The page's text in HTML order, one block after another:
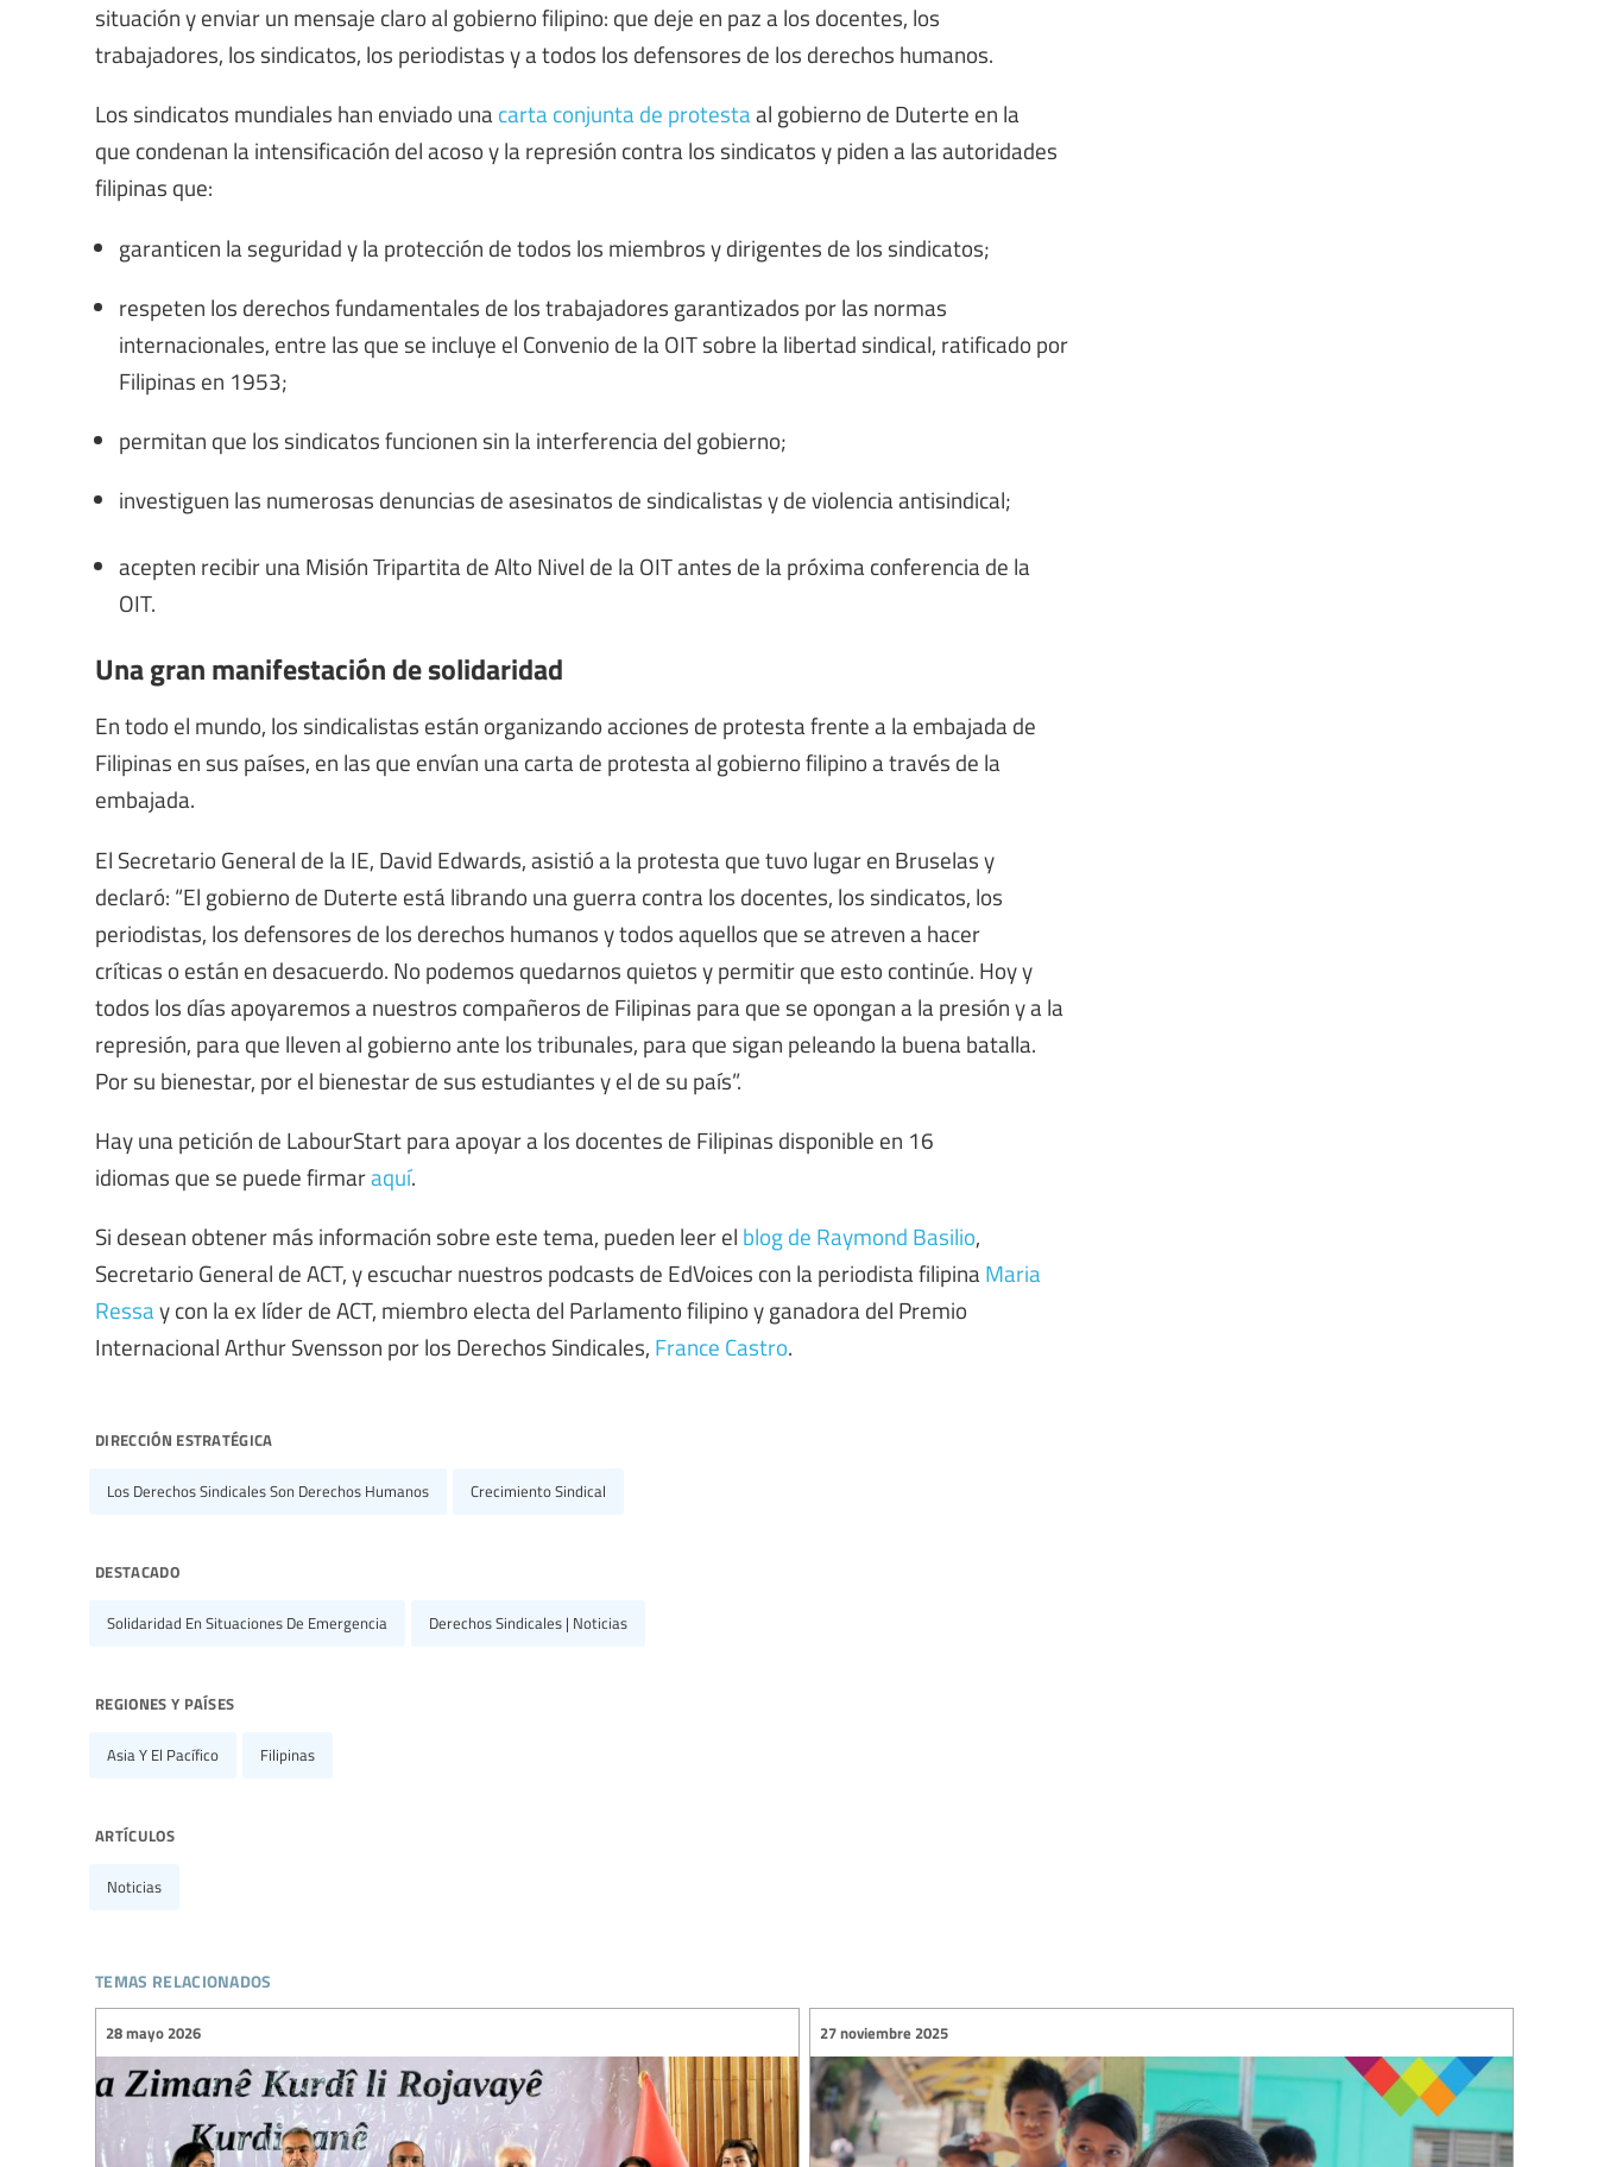
situación y enviar un mensaje claro al gobierno filipino: que deje en paz a los docentes, los
trabajadores, los sindicatos, los periodistas y a todos los defensores de los derechos humanos.
Los sindicatos mundiales han enviado unacarta conjunta de protestaal gobierno de Duterte en la
que condenan la intensificación del acoso y la represión contra los sindicatos y piden a las autoridades
filipinas que:
garanticen la seguridad y la protección de todos los miembros y dirigentes de los sindicatos;
respeten los derechos fundamentales de los trabajadores garantizados por las normas
internacionales, entre las que se incluye el Convenio de la OIT sobre la libertad sindical, ratificado por
Filipinas en 1953;
permitan que los sindicatos funcionen sin la interferencia del gobierno;
investiguen las numerosas denuncias de asesinatos de sindicalistas y de violencia antisindical;
acepten recibir una Misión Tripartita de Alto Nivel de la OIT antes de la próxima conferencia de la
OIT.
Una gran manifestación de solidaridad
En todo el mundo, los sindicalistas están organizando acciones de protesta frente a la embajada de
Filipinas en sus países, en las que envían una carta de protesta al gobierno filipino a través de la
embajada.
El Secretario General de la IE, David Edwards, asistió a la protesta que tuvo lugar en Bruselas y
declaró: “El gobierno de Duterte está librando una guerra contra los docentes, los sindicatos, los
periodistas, los defensores de los derechos humanos y todos aquellos que se atreven a hacer
críticas o están en desacuerdo. No podemos quedarnos quietos y permitir que esto continúe. Hoy y
todos los días apoyaremos a nuestros compañeros de Filipinas para que se opongan a la presión y a la
represión, para que lleven al gobierno ante los tribunales, para que sigan peleando la buena batalla.
Por su bienestar, por el bienestar de sus estudiantes y el de su país”.
Hay una petición de LabourStart para apoyar a los docentes de Filipinas disponible en 16
idiomas que se puede firmaraquí.
Si desean obtener más información sobre este tema, pueden leer el blog de Raymond Basilio,
Secretario General de ACT, y escuchar nuestros podcasts de EdVoices con la periodista filipina Maria
Ressay con la ex líder de ACT, miembro electa del Parlamento filipino y ganadora del Premio
Internacional Arthur Svensson por los Derechos Sindicales, France Castro.
dirección estratégica
Los Derechos Sindicales Son Derechos Humanos Crecimiento Sindical
destacado
Solidaridad En Situaciones De Emergencia Derechos Sindicales | Noticias
regiones y países
Asia Y El Pacífico Filipinas
artículos
Noticias
temas relacionados
28 mayo 2026 27 noviembre 2025